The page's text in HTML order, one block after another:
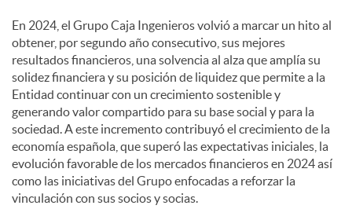
En 2024, el Grupo Caja Ingenieros volvió a marcar un hito al
obtener, por segundo año consecutivo, sus mejores
resultados financieros, una solvencia al alza que amplía su
solidez financiera y su posición de liquidez que permite a la
Entidad continuar con un crecimiento sostenible y
generando valor compartido para su base social y para la
sociedad. A este incremento contribuyó el crecimiento de la
economía española, que superó las expectativas iniciales, la
evolución favorable de los mercados financieros en 2024 así
como las iniciativas del Grupo enfocadas a reforzar la
vinculación con sus socios y socias.